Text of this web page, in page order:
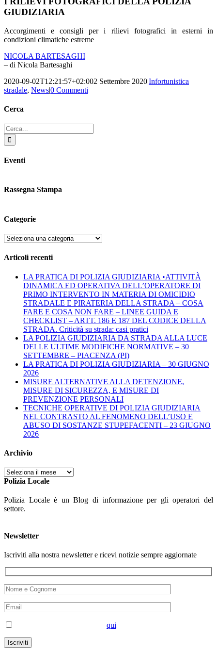
GIUDIZIARIA
Accorgimenti e consigli per i rilievi fotografici in esterni in
condizioni climatiche estreme
NICOLA BARTESAGHI
– di Nicola Bartesaghi
2020-09-02T12:21:57+02:002 Settembre 2020|Infortunistica
stradale, News|0 Commenti
Cerca
Cerca
per:
Eventi
LA PRATICA DI POLIZIA GIUDIZIARIA •ATTIVITÀ DINAMICA ED
OPERATIVA DELL’OPERATORE DI PRIMO INTERVENTO IN
MATERIA DI OMICIDIO STRADALE E PIRATERIA DELLA STRADA
ARTT. 186 E 187 DEL CODICE DELLA STRADA. Criticità su strada:
Rassegna Stampa
Pubbliredazionale – Crocevia 07 Agosto 2020
Categorie
Categorie
Articoli recenti
LA PRATICA DI POLIZIA GIUDIZIARIA •ATTIVITÀ
DINAMICA ED OPERATIVA DELL’OPERATORE DI
PRIMO INTERVENTO IN MATERIA DI OMICIDIO
STRADALE E PIRATERIA DELLA STRADA – COSA
FARE E COSA NON FARE – LINEE GUIDA E
CHECKLIST – ARTT. 186 E 187 DEL CODICE DELLA
STRADA. Criticità su strada: casi pratici
LA POLIZIA GIUDIZIARIA DA STRADA ALLA LUCE
DELLE ULTIME MODIFICHE NORMATIVE – 30
SETTEMBRE – PIACENZA (PI)
LA PRATICA DI POLIZIA GIUDIZIARIA – 30 GIUGNO
2026
MISURE ALTERNATIVE ALLA DETENZIONE,
MISURE DI SICUREZZA, E MISURE DI
PREVENZIONE PERSONALI
TECNICHE OPERATIVE DI POLIZIA GIUDIZIARIA
NEL CONTRASTO AL FENOMENO DELL’USO E
ABUSO DI SOSTANZE STUPEFACENTI – 23 GIUGNO
2026
Archivio
Archivio
Polizia Locale
Polizia Locale è un Blog di informazione per gli operatori del
settore.
Newsletter
Iscriviti alla nostra newsletter e ricevi notizie sempre aggiornate
qui